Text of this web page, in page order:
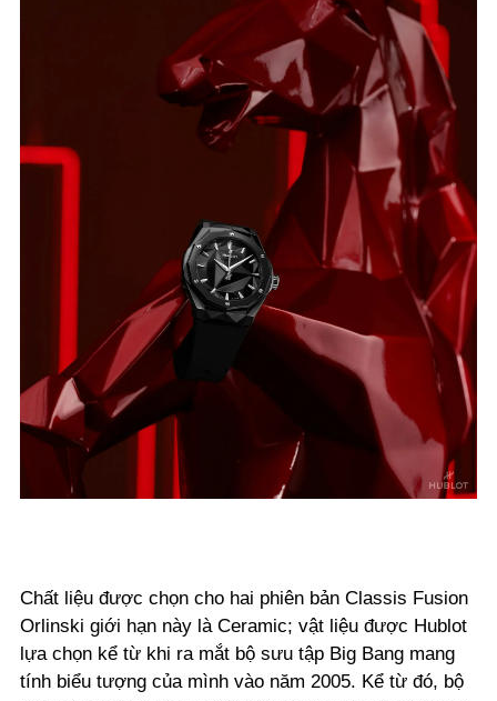
Chất liệu được chọn cho hai phiên bản Classis Fusion
Orlinski giới hạn này là Ceramic; vật liệu được Hublot
lựa chọn kể từ khi ra mắt bộ sưu tập Big Bang mang
tính biểu tượng của mình vào năm 2005. Kể từ đó, bộ